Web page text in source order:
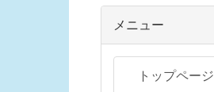
メニュー
トップページ